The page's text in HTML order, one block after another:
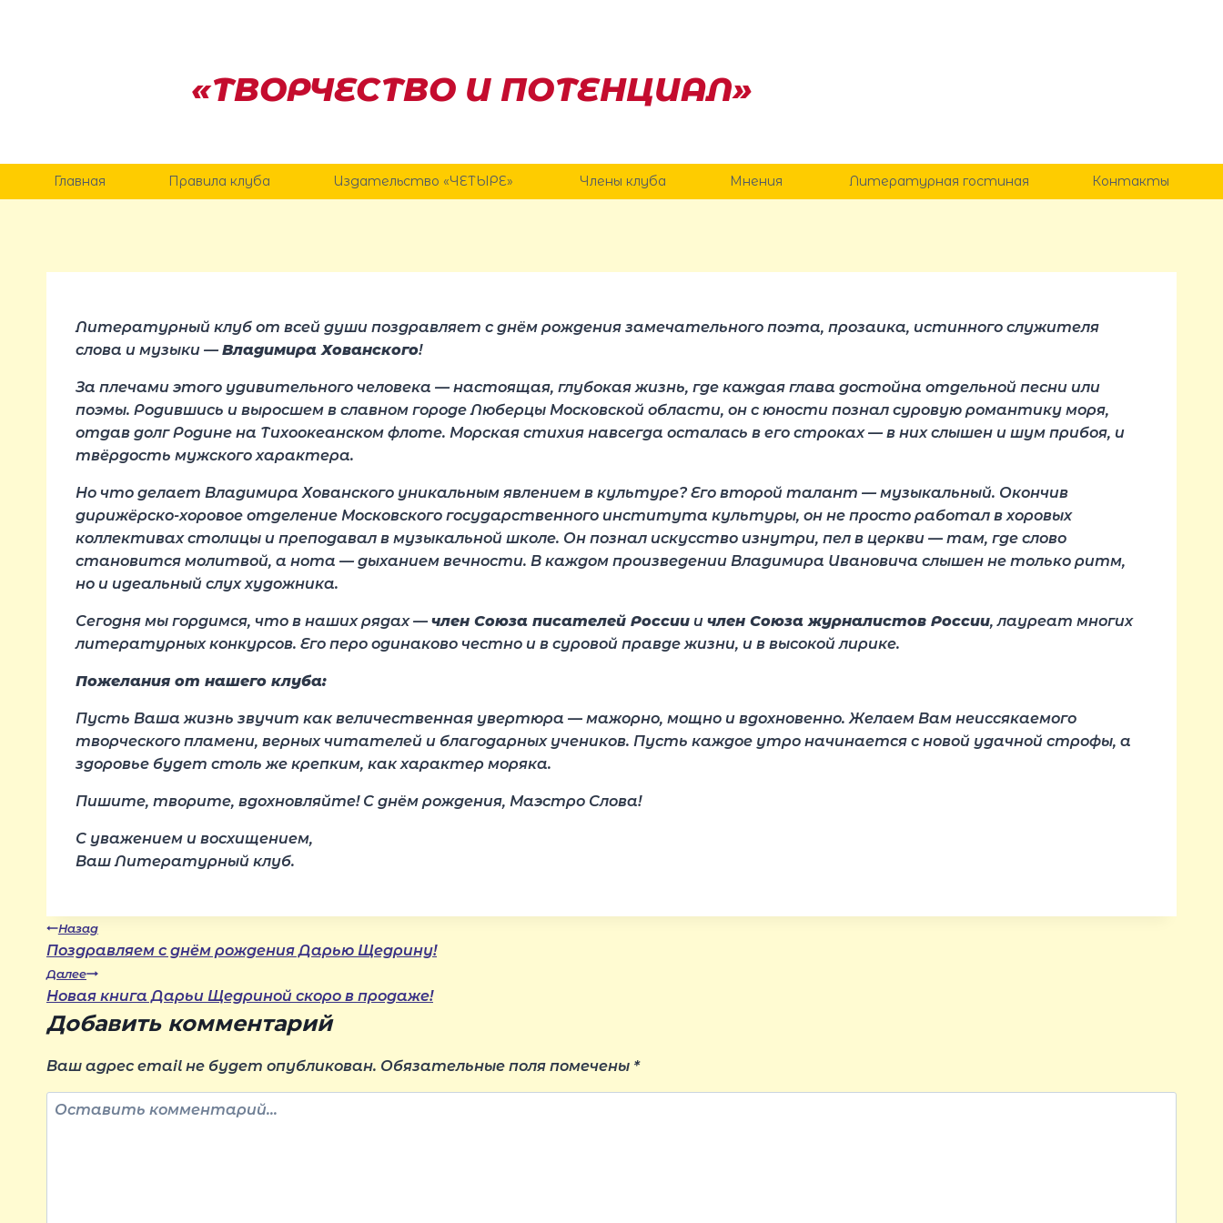
«ТВОРЧЕСТВО И ПОТЕНЦИАЛ»
Главная Правила клуба Издательство «ЧЕТЫРЕ» Члены клуба Мнения Литературная гостиная Контакты
Литературный клуб от всей души поздравляет с днём рождения замечательного поэта, прозаика, истинного служителя
слова и музыки — Владимира Хованского!
За плечами этого удивительного человека — настоящая, глубокая жизнь, где каждая глава достойна отдельной песни или
поэмы. Родившись и выросшем в славном городе Люберцы Московской области, он с юности познал суровую романтику моря,
отдав долг Родине на Тихоокеанском флоте. Морская стихия навсегда осталась в его строках — в них слышен и шум прибоя, и
твёрдость мужского характера.
Но что делает Владимира Хованского уникальным явлением в культуре? Его второй талант — музыкальный. Окончив
дирижёрско-хоровое отделение Московского государственного института культуры, он не просто работал в хоровых
коллективах столицы и преподавал в музыкальной школе. Он познал искусство изнутри, пел в церкви — там, где слово
становится молитвой, а нота — дыханием вечности. В каждом произведении Владимира Ивановича слышен не только ритм,
но и идеальный слух художника.
Сегодня мы гордимся, что в наших рядах — член Союза писателей России и член Союза журналистов России, лауреат многих
литературных конкурсов. Его перо одинаково честно и в суровой правде жизни, и в высокой лирике.
Пожелания от нашего клуба:
Пусть Ваша жизнь звучит как величественная увертюра — мажорно, мощно и вдохновенно. Желаем Вам неиссякаемого
творческого пламени, верных читателей и благодарных учеников. Пусть каждое утро начинается с новой удачной строфы, а
здоровье будет столь же крепким, как характер моряка.
Пишите, творите, вдохновляйте! С днём рождения, Маэстро Слова!
С уважением и восхищением,
Ваш Литературный клуб.
Навигация
по
записям
Назад
Поздравляем с днём рождения Дарью Щедрину!
Далее
Новая книга Дарьи Щедриной скоро в продаже!
Добавить комментарий
Ваш адрес email не будет опубликован. Обязательные поля помечены *